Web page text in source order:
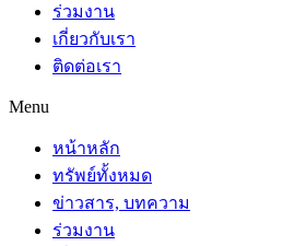
ร่วมงาน
เกี่ยวกับเรา
ติดต่อเรา
Menu
หน้าหลัก
ทรัพย์ทั้งหมด
ข่าวสาร, บทความ
ร่วมงาน